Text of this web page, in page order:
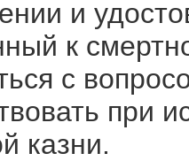
и
к
с
при
казни.